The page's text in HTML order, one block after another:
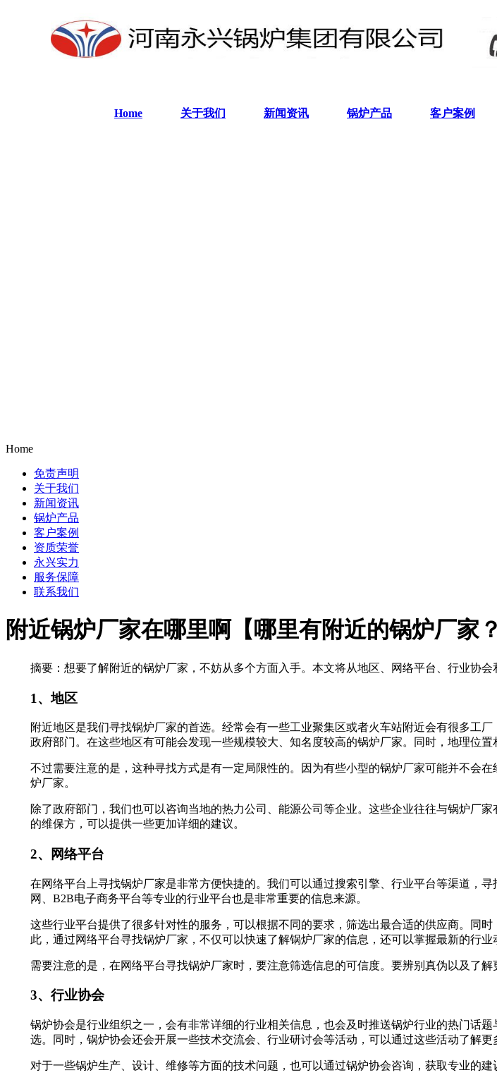
Home 关于我们 新闻资讯 锅炉产品 客户案例
Home
免责声明
关于我们
新闻资讯
锅炉产品
客户案例
资质荣誉
永兴实力
服务保障
联系我们
附近锅炉厂家在哪里啊【哪里有附近的锅炉厂家？
摘要：想要了解附近的锅炉厂家，不妨从多个方面入手。本文将从地区、网络平台、行业协
1、地区
附近地区是我们寻找锅炉厂家的首选。经常会有一些工业聚集区或者火车站附近会有很多工
政府部门。在这些地区有可能会发现一些规模较大、知名度较高的锅炉厂家。同时，地理位置
不过需要注意的是，这种寻找方式是有一定局限性的。因为有些小型的锅炉厂家可能并不会
炉厂家。
除了政府部门，我们也可以咨询当地的热力公司、能源公司等企业。这些企业往往与锅炉厂
的维保方，可以提供一些更加详细的建议。
2、网络平台
在网络平台上寻找锅炉厂家是非常方便快捷的。我们可以通过搜索引擎、行业平台等渠道，
网、B2B电子商务平台等专业的行业平台也是非常重要的信息来源。
这些行业平台提供了很多针对性的服务，可以根据不同的要求，筛选出最合适的供应商。同
此，通过网络平台寻找锅炉厂家，不仅可以快速了解锅炉厂家的信息，还可以掌握最新的行业
需要注意的是，在网络平台寻找锅炉厂家时，要注意筛选信息的可信度。要辨别真伪以及了解
3、行业协会
锅炉协会是行业组织之一，会有非常详细的行业相关信息，也会及时推送锅炉行业的热门话
选。同时，锅炉协会还会开展一些技术交流会、行业研讨会等活动，可以通过这些活动了解更
对于一些锅炉生产、设计、维修等方面的技术问题，也可以通过锅炉协会咨询，获取专业的建